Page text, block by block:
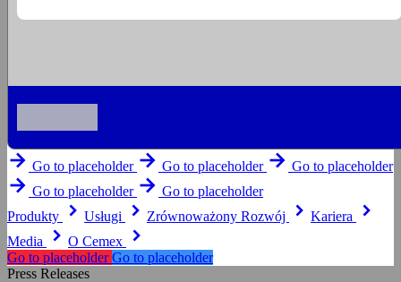
arrow_forward Go to placeholder arrow_forward Go to placeholder arrow_forward Go to placeholder
arrow_forward Go to placeholder arrow_forward Go to placeholder
Produkty
keyboard_arrow_right Usługi keyboard_arrow_right Zrównoważony Rozwój keyboard_arrow_right Kariera keyboard_arrow_right
Media keyboard_arrow_right O Cemex keyboard_arrow_right
Go to placeholderGo to placeholder
Press Releases